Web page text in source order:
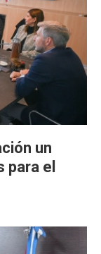
un
el